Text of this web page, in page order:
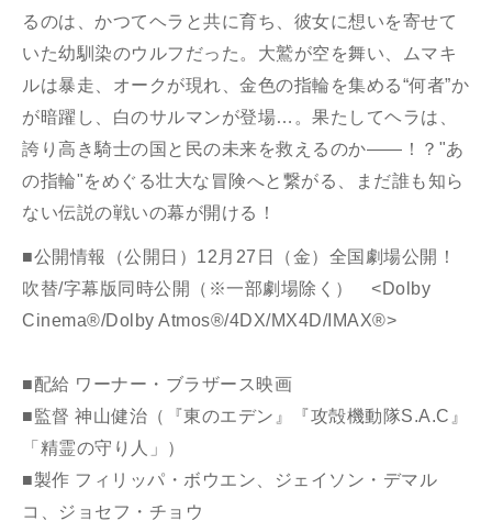
るのは、かつてヘラと共に育ち、彼女に想いを寄せて
いた幼馴染のウルフだった。大鷲が空を舞い、ムマキ
ルは暴走、オークが現れ、金色の指輪を集める“何者”か
が暗躍し、白のサルマンが登場…。果たしてヘラは、
誇り高き騎士の国と民の未来を救えるのか――！？"あ
の指輪"をめぐる壮大な冒険へと繋がる、まだ誰も知ら
ない伝説の戦いの幕が開ける！
■公開情報（公開日） 12月27日（金）全国劇場公開！
吹替/字幕版同時公開（※一部劇場除く） <Dolby
Cinema®/Dolby Atmos®/4DX/MX4D/IMAX®>
■配給 ワーナー・ブラザース映画
■監督 神山健治（『東のエデン』『攻殻機動隊S.A.C』
「精霊の守り人」）
■製作 フィリッパ・ボウエン、ジェイソン・デマル
コ、ジョセフ・チョウ